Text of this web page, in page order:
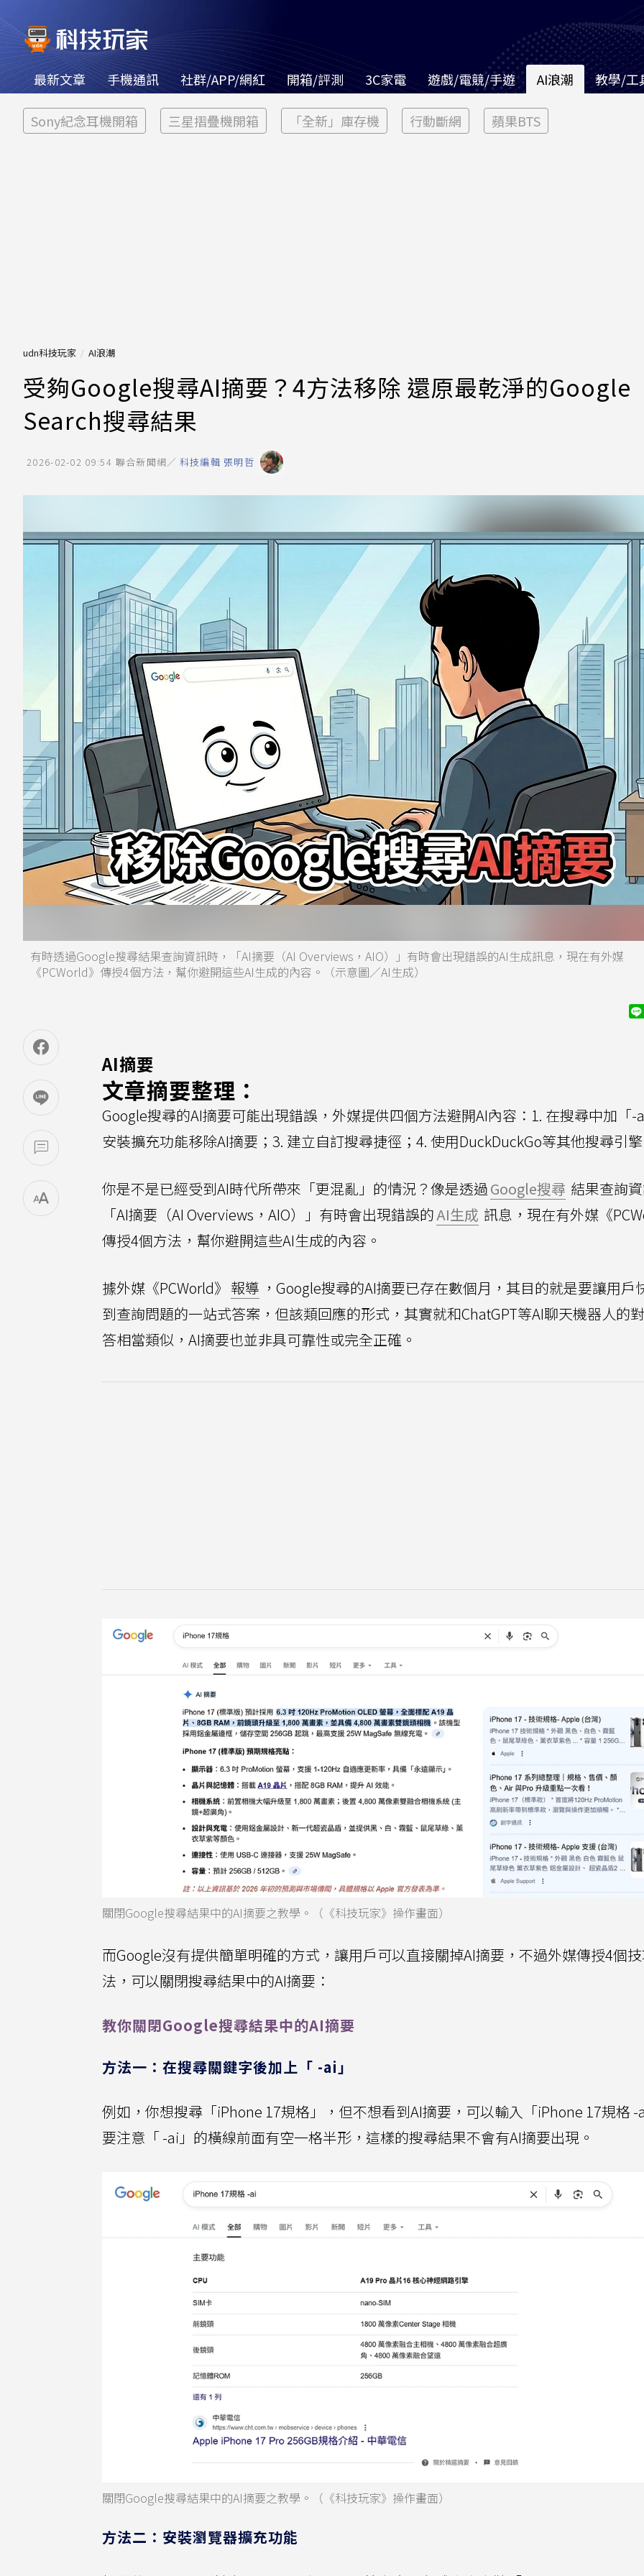
最新文章 手機通訊 社群/APP/網紅 開箱/評測 3C家電 遊戲/電競/手遊 AI浪潮 教學/工
Sony紀念耳機開箱 三星摺疊機開箱 「全新」庫存機 行動斷網 蘋果BTS
udn科技玩家 AI浪潮
受夠Google搜尋AI摘要？4方法移除 還原最乾淨的Google
Search搜尋結果
2026-02-02 09:54 聯合新聞網／ 科技編輯 張明哲
有時透過Google搜尋結果查詢資訊時，「AI摘要（AI Overviews，AIO）」有時會出現錯誤的AI生成訊息，現在有外媒
《PCWorld》傳授4個方法，幫你避開這些AI生成的內容。（示意圖／AI生成）
AI摘要
文章摘要整理：
Google搜尋的AI摘要可能出現錯誤，外媒提供四個方法避開AI內容：1. 在搜尋中加「-
安裝擴充功能移除AI摘要；3. 建立自訂搜尋捷徑；4. 使用DuckDuckGo等其他搜尋引
你是不是已經受到AI時代所帶來「更混亂」的情況？像是透過Google搜尋 結果查詢
「AI摘要（AI Overviews，AIO）」有時會出現錯誤的AI生成 訊息，現在有外媒《
傳授4個方法，幫你避開這些AI生成的內容。
據外媒《PCWorld》 報導 ，Google搜尋的AI摘要已存在數個月，其目的就是要讓用戶
到查詢問題的一站式答案，但該類回應的形式，其實就和ChatGPT等AI聊天機器人的
答相當類似，AI摘要也並非具可靠性或完全正確。
關閉Google搜尋結果中的AI摘要之教學。（《科技玩家》操作畫面）
而Google沒有提供簡單明確的方式，讓用戶可以直接關掉AI摘要，不過外媒傳授4個
法，可以關閉搜尋結果中的AI摘要：
教你關閉Google搜尋結果中的AI摘要
方法一：在搜尋關鍵字後加上「 -ai」
例如，你想搜尋「iPhone 17規格」，但不想看到AI摘要，可以輸入「iPhone 17規格 -
要注意「 -ai」的橫線前面有空一格半形，這樣的搜尋結果不會有AI摘要出現。
關閉Google搜尋結果中的AI摘要之教學。（《科技玩家》操作畫面）
方法二：安裝瀏覽器擴充功能